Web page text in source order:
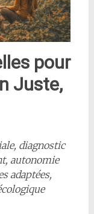
pour
Juste,
diagnostic
autonomie
adaptées,